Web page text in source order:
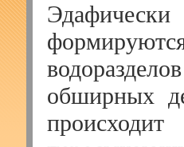
обширных